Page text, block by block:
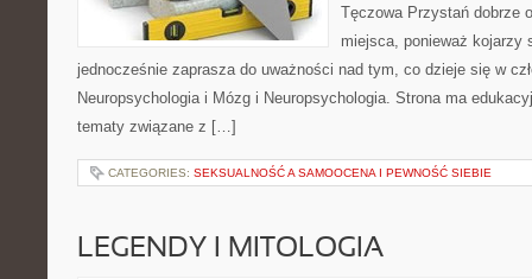
Tęczowa Przystań dobrze
miejsca, ponieważ kojarzy
jednocześnie zaprasza do uważności nad tym, co dzieje się w
Neuropsychologia i Mózg i Neuropsychologia. Strona ma
tematy związane z […]
CATEGORIES: SEKSUALNOŚĆ A SAMOOCENA I PEWNOŚĆ SIEBIE
LEGENDY I MITOLOGIA